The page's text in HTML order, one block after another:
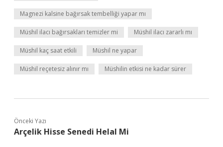
Magnezi kalsine bağırsak tembelliği yapar mı
Müshil ilacı bağırsakları temizler mi Müshil ilacı zararlı mı
Müshil kaç saat etkili Müshil ne yapar
Müshil reçetesiz alınır mı Müshilin etkisi ne kadar sürer
Önceki Yazı
Arçelik Hisse Senedi Helal Mi